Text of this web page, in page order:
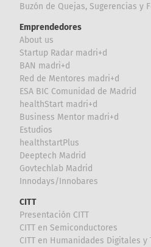
Buzón de Quejas, Sugerencias y
Emprendedores
About us
Startup Radar madri+d
BAN madri+d
Red de Mentores madri+d
ESA BIC Comunidad de Madrid
healthStart madri+d
Business Mentor madri+d
Estudios
healthstartPlus
Deeptech Madrid
Govtechlab Madrid
Innodays/Innobares
CITT
Presentación CITT
CITT en Semiconductores
CITT en Humanidades Digitales